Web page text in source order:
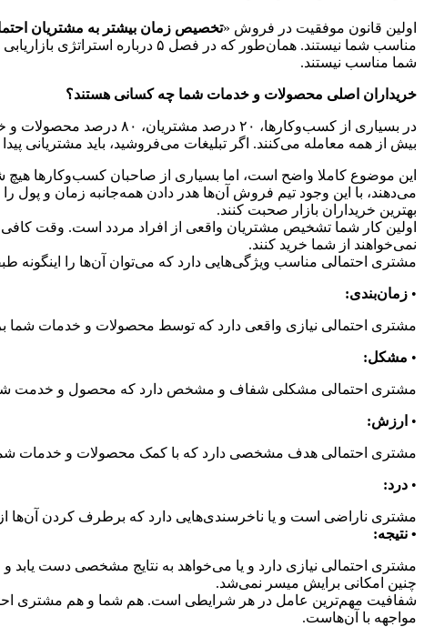
اولین قانون موفقیت در فروش «تخصیص زمان بیشتر به مشتریان
مناسب شما نیستند. همان‌طور که
شما مناسب نیستند.
خریداران اصلی محصولات و خدمات شما چه کسانی هستند؟
بیش از همه معامله می‌کنند. اگر تبلیغات می‌فروشید، باید مشتریانی
این موضوع کاملا واضح است، اما بسیاری از صاحبان کسب‌و‌کارها هیچ
می‌دهند، با این وجود تیم فروش آن‌ها هدر دادن همه‌جانبه زمان و
بهترین خریداران بازار صحبت کنند.
اولین کار شما تشخیص مشتریان واقعی از افراد مردد است. وقت کافی
نمی‌خواهند از شما خرید کنند.
مشتری احتمالی مناسب ویژگی‌هایی دارد که می‌توان آن‌ها را اینگونه
• زمان‌بندی:
مشتری احتمالی نیازی واقعی دارد که توسط محصولات و خدمات شما
• مشکل:
مشتری احتمالی مشکلی شفاف و مشخص دارد که محصول و خدمت
• ارزش:
مشتری احتمالی هدف مشخصی دارد که با کمک محصولات و خدمات شما
• درد:
مشتری ناراضی است و یا ناخرسندی‌هایی‌ دارد که برطرف کردن
• نتیجه:
مشتری احتمالی نیازی دارد و یا می‌خواهد به نتایج مشخصی دست
چنین امکانی برایش میسر نمی‌شد.
شفافیت مهم‌ترین عامل در هر شرایطی است. هم شما و هم مشتری
مواجهه با آن‌هاست.